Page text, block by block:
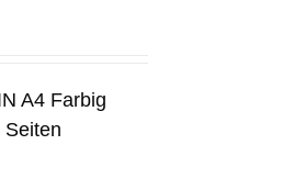
A4 Farbig
Seiten